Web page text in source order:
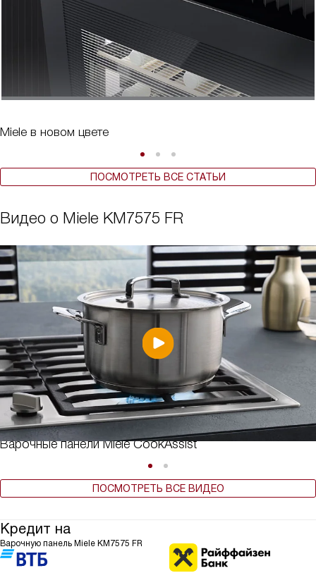
Miele в новом цвете
ПОСМОТРЕТЬ ВСЕ СТАТЬИ
Видео о Miele KM7575 FR
Варочные панели Miele CookAssist
ПОСМОТРЕТЬ ВСЕ ВИДЕО
Кредит на
Варочную панель Miele KM7575 FR